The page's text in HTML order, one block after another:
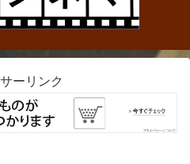
ーリンク